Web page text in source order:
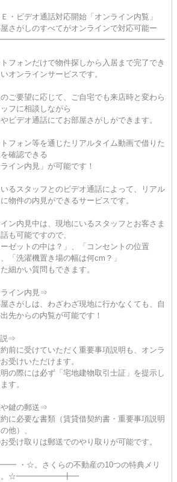
Ｅ・ビデオ通話対応開始「オンライン内覧」
さがしのすべてがオンラインで対応可能ー
フォンだけで物件探しから入居まで完了でき
オンラインサービスです。
ご要望に応じて、ご自宅でも来店時と変わら
フに相談しながら
ビデオ通話にてお部屋さがしができます。
フォン等を通じたリアルタイム動画で借りた
確認できる
ライン内見」が可能です！
るスタッフとのビデオ通話によって、リアル
物件の内見ができるサービスです。
ン内見中は、現地にいるスタッフとお客さま
も可能ですので、
ーゼットの中は？」、「コンセントの位置
「洗濯機置き場の幅は何cm？」
細かい質問もできます。
ライン内見⇒
さがしは、わざわざ現地に行かなくても、自
先からの内覧が可能です！
説⇒
前に受けていただく重要事項説明も、オンラ
受けいただけます。
の際には必ず「宅地建物取引士証」を提示し
す。
や鍵の郵送⇒
に必要な書類（賃貸借契約書・重要事項説明
他）、
受け取りは郵送でのやり取りが可能です。
・☆。さくらの不動産の10つの特典メリ
。☆━━━━━━╋━